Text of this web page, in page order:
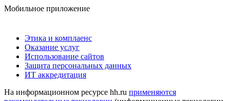
Мобильное приложение
Этика и комплаенс
Оказание услуг
Использование сайтов
Защита персональных данных
ИТ аккредитация
На информационном ресурсе hh.ru применяются